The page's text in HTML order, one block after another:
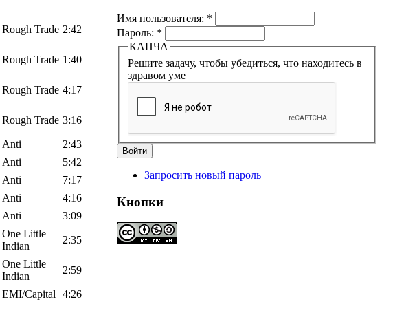
Rough Trade 2:42
Rough Trade 1:40
Rough Trade 4:17
Rough Trade 3:16
Anti
2:43
Anti
5:42
Anti
7:17
Anti
4:16
Anti 3:09
One Little
Indian
2:35
One Little
Indian
2:59
EMI/Capital
4:26
Имя пользователя: *
Пароль: *
КАПЧА
Решите задачу, чтобы убедиться, что находитесь в
здравом уме
Запросить новый пароль
Кнопки